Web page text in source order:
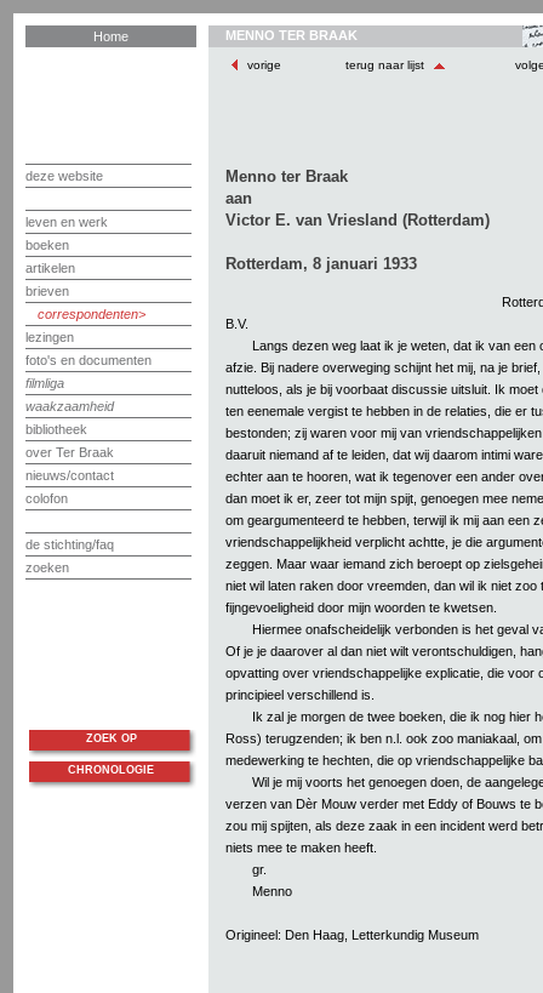
Home
deze website
leven en werk
boeken
artikelen
brieven
correspondenten
lezingen
foto's en documenten
filmliga
waakzaamheid
bibliotheek
over Ter Braak
nieuws/contact
colofon
de stichting/faq
zoeken
MENNO TER BRAAK
vorige terug naar lijst
Menno ter Braak
aan
Victor E. van Vriesland (Rotterdam)
Rotterdam, 8 januari 1933
B.V.
Langs dezen weg laat ik je weten, dat ik van een
afzie. Bij nadere overweging schijnt het mij, na je
nutteloos, als je bij voorbaat discussie uitsluit. Ik moet
ten eenemale vergist te hebben in de relaties, die er
bestonden; zij waren voor mij van
daaruit niemand af te leiden, dat wij daarom intimi
echter aan te hooren, wat ik tegenover een ander
dan moet ik er, zeer tot mijn spijt, genoegen mee
om geargumenteerd te hebben, terwijl ik mij aan een
vriendschappelijkheid verplicht achtte, je die
zeggen. Maar waar iemand zich beroept op
niet wil laten raken door vreemden, dan wil ik niet zoo
fijngevoeligheid door mijn woorden te kwetsen.
Hiermee onafscheidelijk verbonden is het geval
Of je je daarover al dan niet wilt verontschuldigen,
opvatting over vriendschappelijke explicatie, die voor
principieel verschillend is.
Ik zal je morgen de twee boeken, die ik nog hier
Ross) terugzenden; ik ben n.l. ook zoo maniakaal,
medewerking te hechten, die op vriendschappelijke
Wil je mij voorts het genoegen doen, de
verzen van Dèr Mouw verder met Eddy of Bouws te
zou mij spijten, als deze zaak in een incident werd
niets mee te maken heeft.
gr.
Menno
Origineel: Den Haag, Letterkundig Museum
ZOEK OP
CHRONOLOGIE